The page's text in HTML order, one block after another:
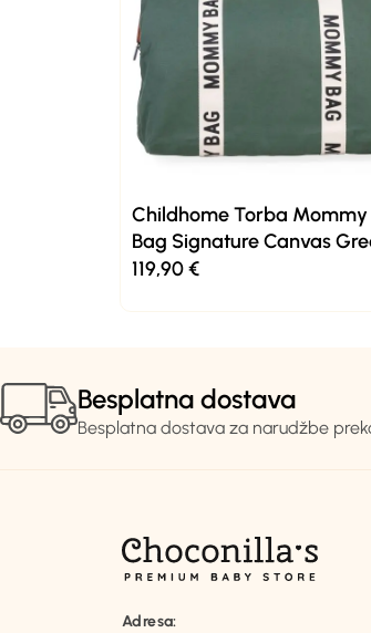
Childhome Torba Mommy
Bag Signature Canvas
119,90€
Besplatna dostava
Besplatna dostava za narudžbe
Adresa: